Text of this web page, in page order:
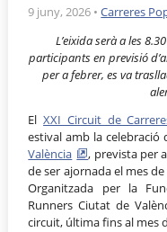
9 juny, 2026 •Carreres
L’eixida serà a les
participants en previsió
per a febrer, es va
ElXXI Circuit de
estival amb la celebració
València
, prevista per
de ser ajornada el mes
Organitzada per la
Runners Ciutat de
circuit, última fins al mes